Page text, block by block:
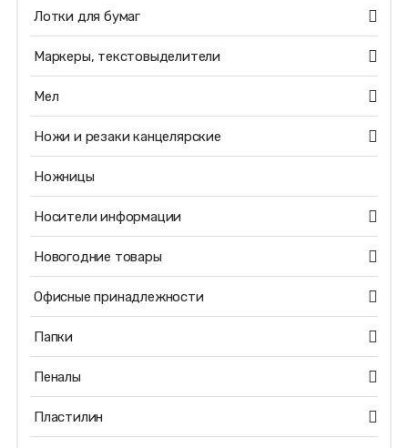
Лотки для бумаг
Маркеры, текстовыделители
Мел
Ножи и резаки канцелярские
Ножницы
Носители информации
Новогодние товары
Офисные принадлежности
Папки
Пеналы
Пластилин